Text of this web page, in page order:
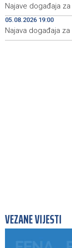
08:58
POLITICO:
zašto toliko mnogo
Najave događaja
05.08.2026 19:00
Najava događaja
VEZANE VIJESTI